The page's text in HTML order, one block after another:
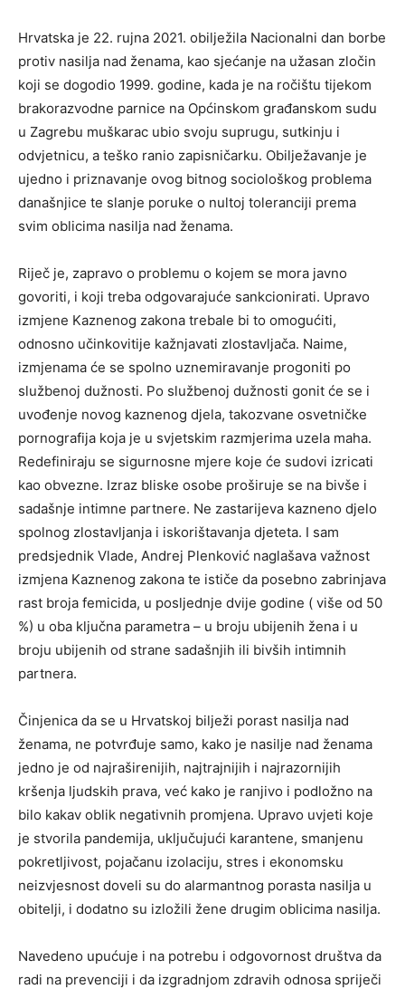
Hrvatska je 22. rujna 2021. obilježila Nacionalni dan borbe
protiv nasilja nad ženama, kao sjećanje na užasan zločin
koji se dogodio 1999. godine, kada je na ročištu tijekom
brakorazvodne parnice na Općinskom građanskom sudu
u Zagrebu muškarac ubio svoju suprugu, sutkinju i
odvjetnicu, a teško ranio zapisničarku. Obilježavanje je
ujedno i priznavanje ovog bitnog sociološkog problema
današnjice te slanje poruke o nultoj toleranciji prema
svim oblicima nasilja nad ženama.
Riječ je, zapravo o problemu o kojem se mora javno
govoriti, i koji treba odgovarajuće sankcionirati. Upravo
izmjene Kaznenog zakona trebale bi to omogućiti,
odnosno učinkovitije kažnjavati zlostavljača. Naime,
izmjenama će se spolno uznemiravanje progoniti po
službenoj dužnosti. Po službenoj dužnosti gonit će se i
uvođenje novog kaznenog djela, takozvane osvetničke
pornografija koja je u svjetskim razmjerima uzela maha.
Redefiniraju se sigurnosne mjere koje će sudovi izricati
kao obvezne. Izraz bliske osobe proširuje se na bivše i
sadašnje intimne partnere. Ne zastarijeva kazneno djelo
spolnog zlostavljanja i iskorištavanja djeteta. I sam
predsjednik Vlade, Andrej Plenković naglašava važnost
izmjena Kaznenog zakona te ističe da posebno zabrinjava
rast broja femicida, u posljednje dvije godine ( više od 50
%) u oba ključna parametra – u broju ubijenih žena i u
broju ubijenih od strane sadašnjih ili bivših intimnih
partnera.
Činjenica da se u Hrvatskoj bilježi porast nasilja nad
ženama, ne potvrđuje samo, kako je nasilje nad ženama
jedno je od najraširenijih, najtrajnijih i najrazornijih
kršenja ljudskih prava, već kako je ranjivo i podložno na
bilo kakav oblik negativnih promjena. Upravo uvjeti koje
je stvorila pandemija, uključujući karantene, smanjenu
pokretljivost, pojačanu izolaciju, stres i ekonomsku
neizvjesnost doveli su do alarmantnog porasta nasilja u
obitelji, i dodatno su izložili žene drugim oblicima nasilja.
Navedeno upućuje i na potrebu i odgovornost društva da
radi na prevenciji i da izgradnjom zdravih odnosa spriječi